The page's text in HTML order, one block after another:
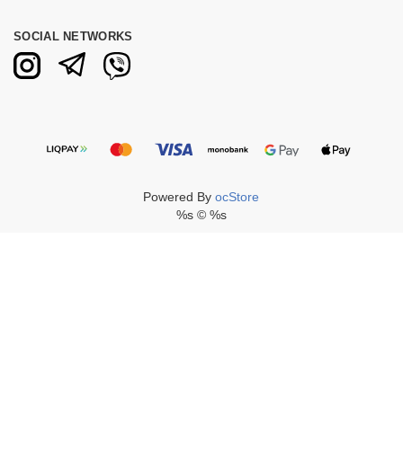
SOCIAL NETWORKS
Powered ByocStore
%s © %s